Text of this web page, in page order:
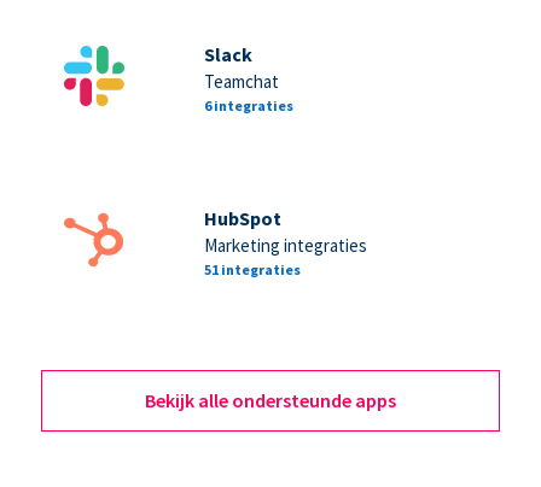
Slack
Teamchat
6 integraties
HubSpot
Marketing integraties
51 integraties
Bekijk alle ondersteunde apps